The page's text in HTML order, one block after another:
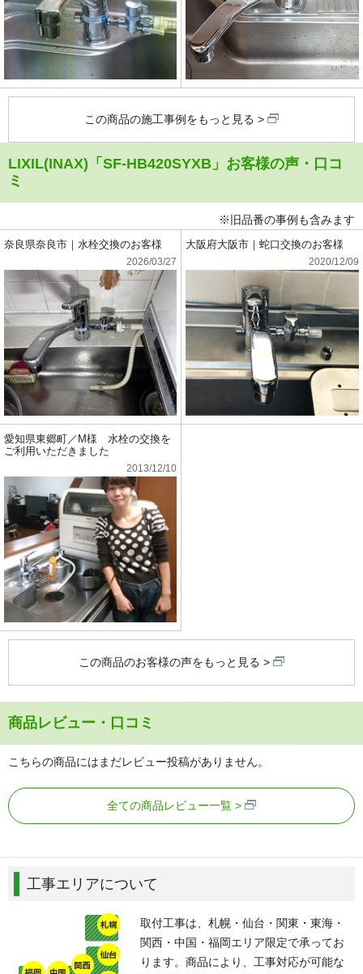
この商品の施工事例をもっと見る
LIXIL(INAX)「SF-HB420SYXB」お客様の声・口コ
ミ
※旧品番の事例も含みます
奈良県奈良市｜水栓交換のお客様
2026/03/27
大阪府大阪市｜蛇口交換のお客様
2020/12/09
愛知県東郷町／M様 水栓の交換を
ご利用いただきました
2013/12/10
この商品のお客様の声をもっと見る
商品レビュー・口コミ
こちらの商品にはまだレビュー投稿がありません。
全ての商品レビュー一覧
工事エリアについて
取付工事は、札幌・仙台・関東・東海・
関西・中国・福岡エリア限定で承ってお
ります。商品により、工事対応が可能な